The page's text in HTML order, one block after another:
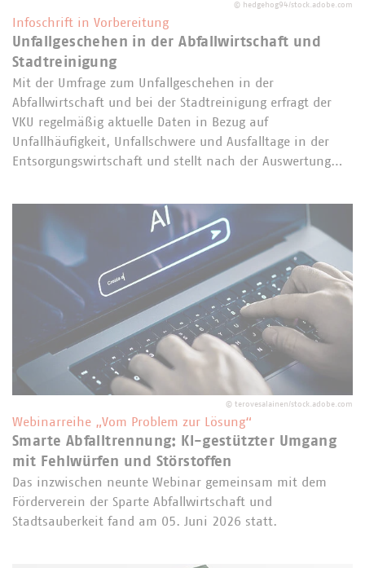
© hedgehog94/stock.adobe.com
Infoschrift in Vorbereitung
Unfallgeschehen in der Abfallwirtschaft und
Stadtreinigung
Mit der Umfrage zum Unfallgeschehen in der
Abfallwirtschaft und bei der Stadtreinigung erfragt der
VKU regelmäßig aktuelle Daten in Bezug auf
Unfallhäufigkeit, Unfallschwere und Ausfalltage in der
Entsorgungswirtschaft und stellt nach der Auswertung…
© terovesalainen/stock.adobe.com
Webinarreihe „Vom Problem zur Lösung“
Smarte Abfalltrennung: KI-gestützter Umgang
mit Fehlwürfen und Störstoffen
Das inzwischen neunte Webinar gemeinsam mit dem
Förderverein der Sparte Abfallwirtschaft und
Stadtsauberkeit fand am 05. Juni 2026 statt.